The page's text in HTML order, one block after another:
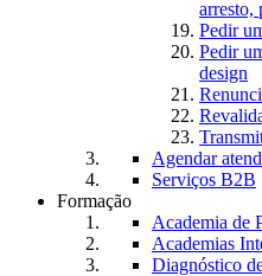
arresto,
Pedir
Pedir
design
Agendar
Serviços B2B
Formação
Academia de
Academias
Diagnóstico